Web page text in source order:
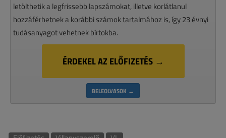
letölthetik a legfrissebb lapszámokat, illetve korlátlanul
hozzáférhetnek a korábbi számok tartalmához is, így 23 évnyi
tudásanyagot vehetnek bírtokba.
ÉRDEKEL AZ ELŐFIZETÉS →
BELEOLVASOK →